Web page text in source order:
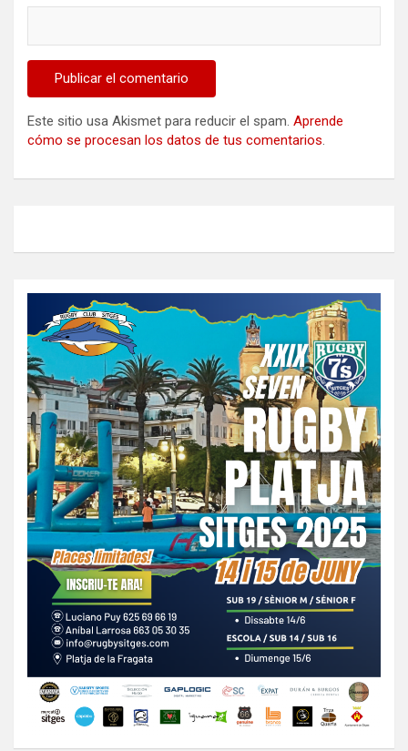
Este sitio usa Akismet para reducir el spam. Aprende
cómo se procesan los datos de tus comentarios.